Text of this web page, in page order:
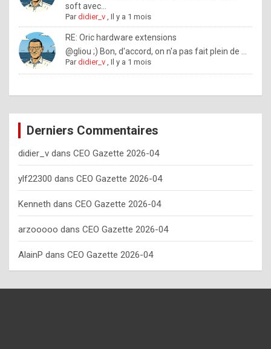
n
o
w
h
o
w
o
t
e
n
y
o
u
s
h
soft avec...
Pardidier_v ,Il y a 1 mois
RE: Oric hardware extensions
@gliou ;) Bon, d'accord, on n'a pas fait plein de ...
Pardidier_v ,Il y a 1 mois
Derniers Commentaires
didier_v dans CEO Gazette 2026-04
ylf22300 dans CEO Gazette 2026-04
Kenneth dans CEO Gazette 2026-04
arzooooo dans CEO Gazette 2026-04
AlainP dans CEO Gazette 2026-04